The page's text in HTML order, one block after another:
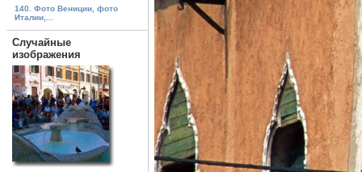
140. Фото Вениции, фото
Италии,...
Случайные
изображения